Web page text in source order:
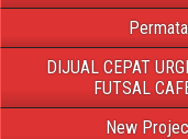
DIJUAL CEPAT
FUTSAL
New